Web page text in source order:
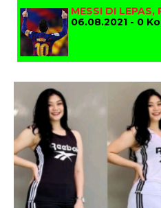
MESSI DI LEPAS,
06.08.2021 - 0